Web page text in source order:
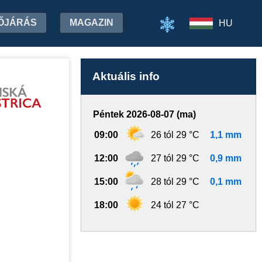
MAGAZIN HU
Aktuális info
Péntek 2026-08-07 (ma)
09:00 26 tól 29 °C 1,1 mm
12:00 27 tól 29 °C 0,9 mm
15:00 28 tól 29 °C 0,1 mm
18:00 24 tól 27 °C